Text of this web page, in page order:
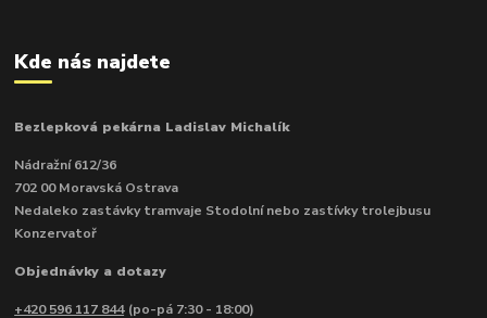
Kde nás najdete
Bezlepková pekárna Ladislav Michalík
Nádražní 612/36
702 00 Moravská Ostrava
Nedaleko zastávky tramvaje Stodolní nebo zastívky trolejbusu
Konzervatoř
Objednávky a dotazy
+420 596 117 844 (po-pá 7:30 - 18:00)